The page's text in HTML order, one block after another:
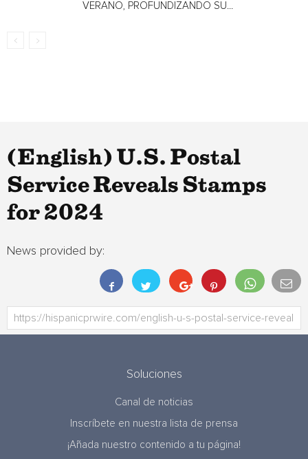
VERANO, PROFUNDIZANDO SU...
(English) U.S. Postal
Service Reveals Stamps
for 2024
News provided by:
Soluciones
Canal de noticias
Inscríbete en nuestra lista de prensa
¡Añada nuestro contenido a tu página!